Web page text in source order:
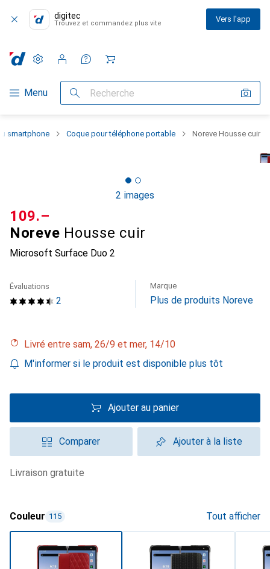
digitec
Trouvez et commandez plus vite Vers l'app
Navigation par catégorie
Menu Recherche
Paramètres
Compte client
Listes de comparaison
Listes d'envies
Panier
smartphone Coque pour téléphone portable Noreve Housse cuir
2 images
Noreve Housse cuir
Microsoft Surface Duo 2
CHF
109.–
2
Évaluations Marque
Plus de produits Noreve
Livré entre sam, 26/9 et mer, 14/10
M'informer si le produit est disponible plus tôt
Ajouter au panier
Comparer Ajouter à la liste
livraison gratuite
Couleur 115 Tout afficher